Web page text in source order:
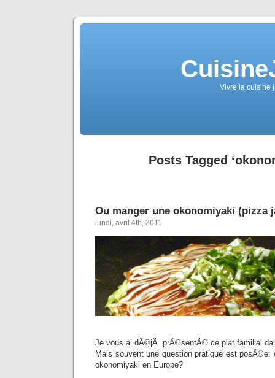
Vivre la cuisine
Posts Tagged
Ou manger une okonomiyaki (pizza
lundi, avril 4th, 2011
Je vous ai dÃ©jÃ prÃ©sentÃ© ce plat familial
Mais souvent une question pratique est posÃ©e:
okonomiyaki en Europe?